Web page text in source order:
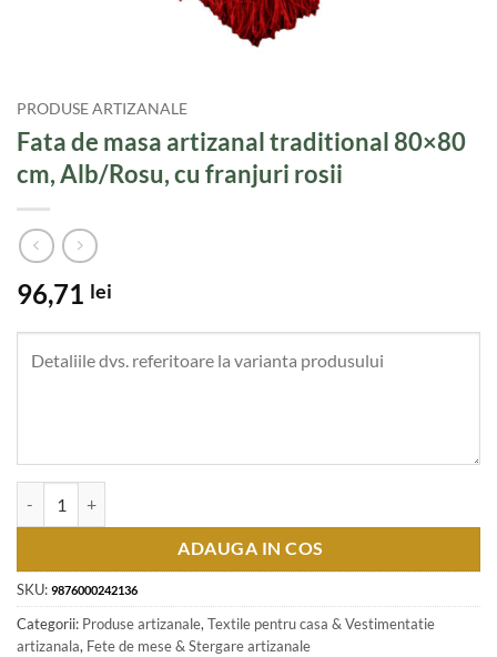
PRODUSE ARTIZANALE
Fata de masa artizanal traditional 80×80
cm, Alb/Rosu, cu franjuri rosii
96,71 lei
ADAUGA IN COS
SKU: 9876000242136
Categorii: Produse artizanale, Textile pentru casa & Vestimentatie
artizanala, Fete de mese & Stergare artizanale